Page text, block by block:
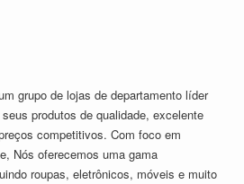
grupo de lojas de departamento líder
produtos de qualidade, excelente
competitivos. Com foco em
Nós oferecemos uma gama
roupas, eletrônicos, móveis e muito